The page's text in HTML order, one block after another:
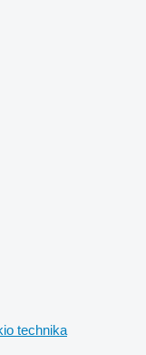
technika